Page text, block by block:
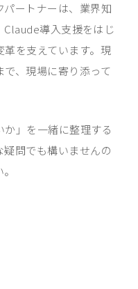
ートナーは、業界知
導入支援をはじ
を支えています。現
、現場に寄り添って
か」を一緒に整理する
問でも構いませんの